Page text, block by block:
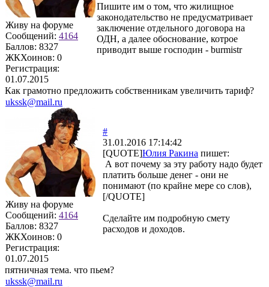
Живу на форуме
Сообщений: 4164
Баллов: 8327
ЖКХоинов: 0
Регистрация:
01.07.2015
Пишите им о том, что жилищное
законодательство не предусматривает
заключение отдельного договора на
ОДН, а далее обоснование, котрое
приводит выше господин - burmistr
Как грамотно предложить собственникам увеличить тариф?
ukssk@mail.ru
Живу на форуме
Сообщений: 4164
Баллов: 8327
ЖКХоинов: 0
Регистрация:
01.07.2015
#
31.01.2016 17:14:42
[QUOTE]Юлия Ракина пишет:
А вот почему за эту работу надо будет
платить больше денег - они не
понимают (по крайне мере со слов),
[/QUOTE]
Сделайте им подробную смету
расходов и доходов.
пятничная тема. что пьем?
ukssk@mail.ru